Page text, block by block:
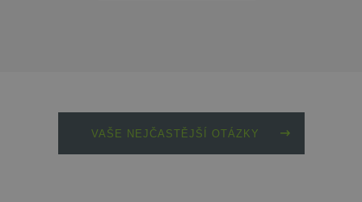
VAŠE NEJČASTĚJŠÍ OTÁZKY